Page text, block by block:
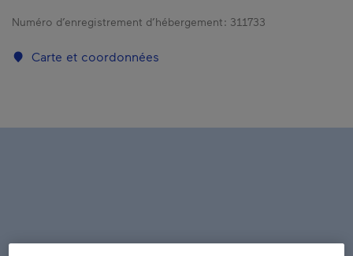
Numéro d’enregistrement d’hébergement : 311733
Carte et coordonnées